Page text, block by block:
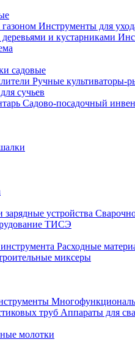
Инструменты для
садовые
Ручные культиваторы-
сучьев
Садово-посадочный
ТИСЭ
Расходные
миксеры
Аппараты для
молотки